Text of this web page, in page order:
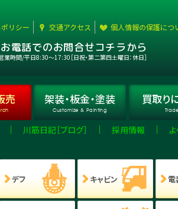
リシー
交通アクセス 個人情報の保護につ
お電話でのお問合せコチラから
業時間/平日8:30〜17:30［日祝・第二第四土曜日：休日］
売 架装・板金・塗装
Customize & Painting
買取り
川筋日記［ブログ］ 採用情報
デフ キャビン 電